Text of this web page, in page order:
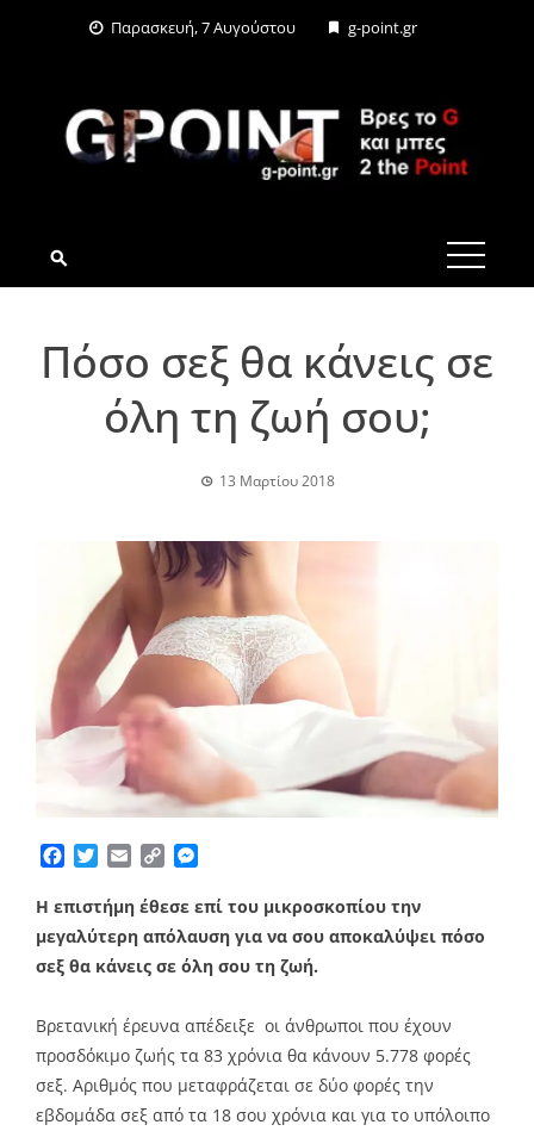
Παρασκευή, 7 Αυγούστου g-point.gr
G-POINT.GR
Πόσο σεξ θα κάνεις σε
όλη τη ζωή σου;
13 Μαρτίου 2018
Facebook
TwitterEmailCopy
Η επιστήμη έθεσε επί του μικροσκοπίου την
μεγαλύτερη απόλαυση για να σου αποκαλύψει πόσο
σεξ θα κάνεις σε όλη σου τη ζωή.
Βρετανική έρευνα απέδειξε οι άνθρωποι που έχουν
προσδόκιμο ζωής τα 83 χρόνια θα κάνουν 5.778 φορές
σεξ. Αριθμός που μεταφράζεται σε δύο φορές την
εβδομάδα σεξ από τα 18 σου χρόνια και για το υπόλοιπο